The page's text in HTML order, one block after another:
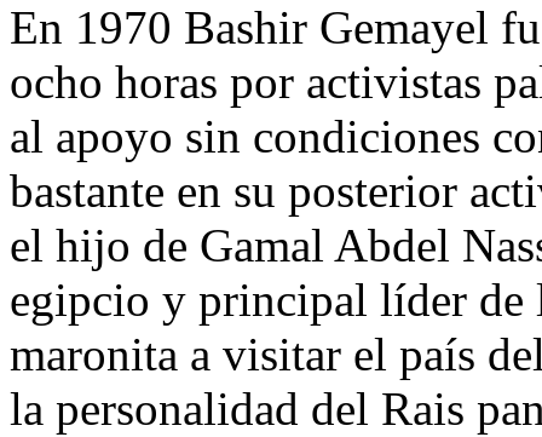
En 1970 Bashir Gemayel
ocho horas por activistas
al apoyo sin condiciones
bastante en su posterior
el hijo de Gamal Abdel
egipcio y principal líder de
maronita a visitar el país
la personalidad del Rais